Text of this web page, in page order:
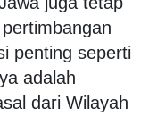
penting seperti
adalah
dari Wilayah